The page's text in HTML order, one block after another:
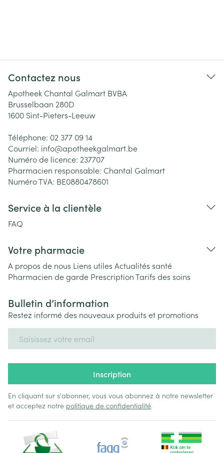
Contactez nous
Apotheek Chantal Galmart BVBA
Brusselbaan 280D
1600 Sint-Pieters-Leeuw
Téléphone: 02 377 09 14
Courriel: info@apotheekgalmart.be
Numéro de licence: 237707
Pharmacien responsable: Chantal Galmart
Numéro TVA: BE0880478601
Service à la clientèle
FAQ
Votre pharmacie
A propos de nous Liens utiles Actualités santé
Pharmacien de garde PrescriptionTarifs des soins
Bulletin d’information
Restez informé des nouveaux produits et promotions
Inscription
En cliquant sur s'abonner, vous vous abonnez à notre newsletter
et acceptez notre politique de confidentialité.